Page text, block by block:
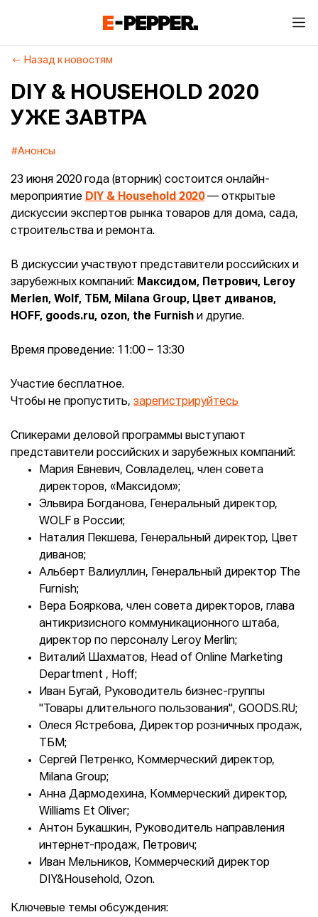
Назад к новостям
DIY & HOUSEHOLD 2020
УЖЕ ЗАВТРА
#Анонсы
23 июня 2020 года (вторник) состоится онлайн-
мероприятие DIY & Household 2020 — открытые
дискуссии экспертов рынка товаров для дома, сада,
строительства и ремонта.
В дискуссии участвуют представители российских и
зарубежных компаний: Максидом, Петрович, Leroy
Merlen, Wolf, ТБМ, Milana Group, Цвет диванов,
HOFF, goods.ru, ozon, the Furnish и другие.
Время проведение: 11:00 – 13:30
Участие бесплатное.
Чтобы не пропустить, зарегистрируйтесь
Спикерами деловой программы выступают
представители российских и зарубежных компаний:
Мария Евневич, Совладелец, член совета
директоров, «Максидом»;
Эльвира Богданова, Генеральный директор,
WOLF в России;
Наталия Пекшева, Генеральный директор, Цвет
диванов;
Альберт Валиуллин, Генеральный директор The
Furnish;
Вера Бояркова, член совета директоров, глава
антикризисного коммуникационного штаба,
директор по персоналу Leroy Merlin;
Виталий Шахматов, Head of Online Marketing
Department , Hoff;
Иван Бугай, Руководитель бизнес-группы
"Товары длительного пользования", GOODS.RU;
Олеся Ястребова, Директор розничных продаж,
ТБМ;
Сергей Петренко, Коммерческий директор,
Milana Group;
Анна Дармодехина, Коммерческий директор,
Williams Et Oliver;
Антон Букашкин, Руководитель направления
интернет-продаж, Петрович;
Иван Мельников, Коммерческий директор
DIY&Household, Ozon.
Ключевые темы обсуждения: